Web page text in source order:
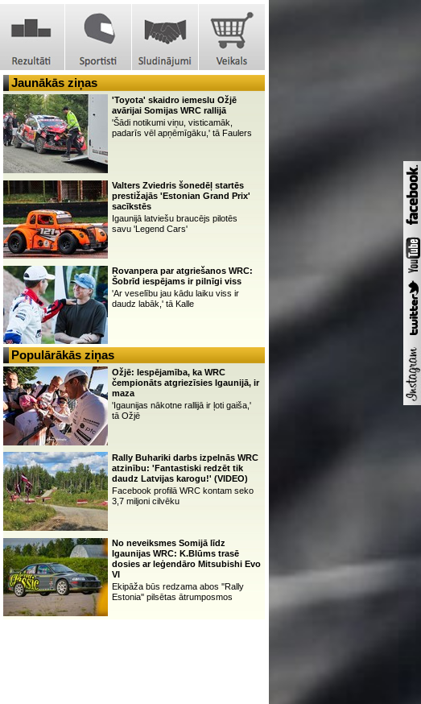
Jaunākās ziņas
'Toyota' skaidro iemeslu Ožjē
avārijai Somijas WRC rallijā
'Šādi notikumi viņu, visticamāk,
padarīs vēl apņēmīgāku,' tā Faulers
Valters Zviedris šonedēļ startēs
prestižajās 'Estonian Grand Prix'
sacīkstēs
Igaunijā latviešu braucējs pilotēs
savu 'Legend Cars'
Rovanpera par atgriešanos WRC:
Šobrīd iespējams ir pilnīgi viss
'Ar veselību jau kādu laiku viss ir
daudz labāk,' tā Kalle
Populārākās ziņas
Ožjē: Iespējamība, ka WRC
čempionāts atgriezīsies Igaunijā, ir
maza
'Igaunijas nākotne rallijā ir ļoti gaiša,'
tā Ožjē
Rally Buhariki darbs izpelnās WRC
atzinību: 'Fantastiski redzēt tik
daudz Latvijas karogu!' (VIDEO)
Facebook profilā WRC kontam seko
3,7 miljoni cilvēku
No neveiksmes Somijā līdz
Igaunijas WRC: K.Blūms trasē
dosies ar leģendāro Mitsubishi Evo
VI
Ekipāža būs redzama abos ''Rally
Estonia'' pilsētas ātrumposmos